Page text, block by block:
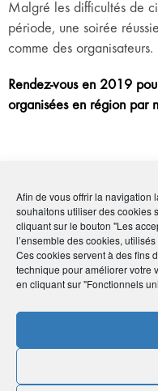
Afin de vous offrir la navigation
souhaitons utiliser des cookies
cliquant sur le bouton "Les
l’ensemble des cookies,
Ces cookies servent à des fins
technique pour améliorer votre
en cliquant sur "Fonctionnels
Malgré les difficultés de
période, une soirée
comme des organisateurs.
Rendez-vous en 2019
organisées en région par
En
Le Cercle de
Par :